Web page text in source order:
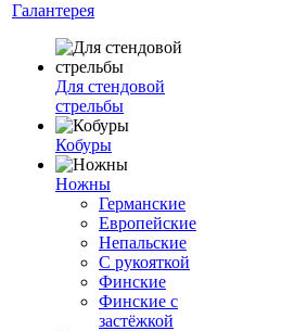
Галантерея
Для стендовой
стрельбы
Кобуры
Ножны
Германские
Европейские
Непальские
С рукояткой
Финские
Финские с
застёжкой